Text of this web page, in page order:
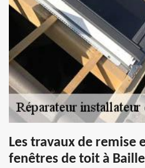
Les travaux de remise
fenêtres de toit à